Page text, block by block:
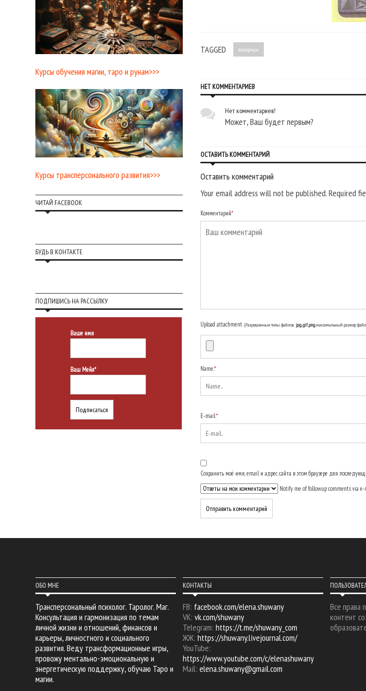
TAGGED ленорман
НЕТ КОММЕНТАРИЕВ
Нет комментариев!
Может, Ваш будет первым?
ОСТАВИТЬ КОММЕНТАРИЙ
Оставить комментарий
Your email address will not be published. Required
Комментарий*
Upload attachment (Разрешенные типы файлов:jpg, gif, png, максимальный размер
Name:*
E-mail:*
Сохранить моё имя, email и адрес сайта в этом браузере для
Notify me of followup comments via e-
Курсы обучения магии, таро и рунам>>>
Курсы трансперсонального развития>>>
ЧИТАЙ FACEBOOK
БУДЬ В КОНТАКТЕ
ПОДПИШИСЬ НА РАССЫЛКУ
Ваше имя
Ваш Мейл*
ОБО МНЕ
Трансперсональный психолог. Таролог. Маг.
Консультация и гармонизация по темам
личной жизни и отношений, финансов и
карьеры, личностного и социального
развития. Веду трансформационные игры,
провожу ментально-эмоциональную и
энергетическую поддержку, обучаю Таро и
магии.
КОНТАКТЫ
FB: facebook.com/elena.shuwany
VK: vk.com/shuwany
Telegram: https://t.me/shuwany_com
ЖЖ: https://shuwany.livejournal.com/
YouTube:
https://www.youtube.com/c/elenashuwany
Mail: elena.shuwany@gmail.com
Все права
контент